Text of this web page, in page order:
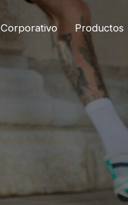
Corporativo Productos